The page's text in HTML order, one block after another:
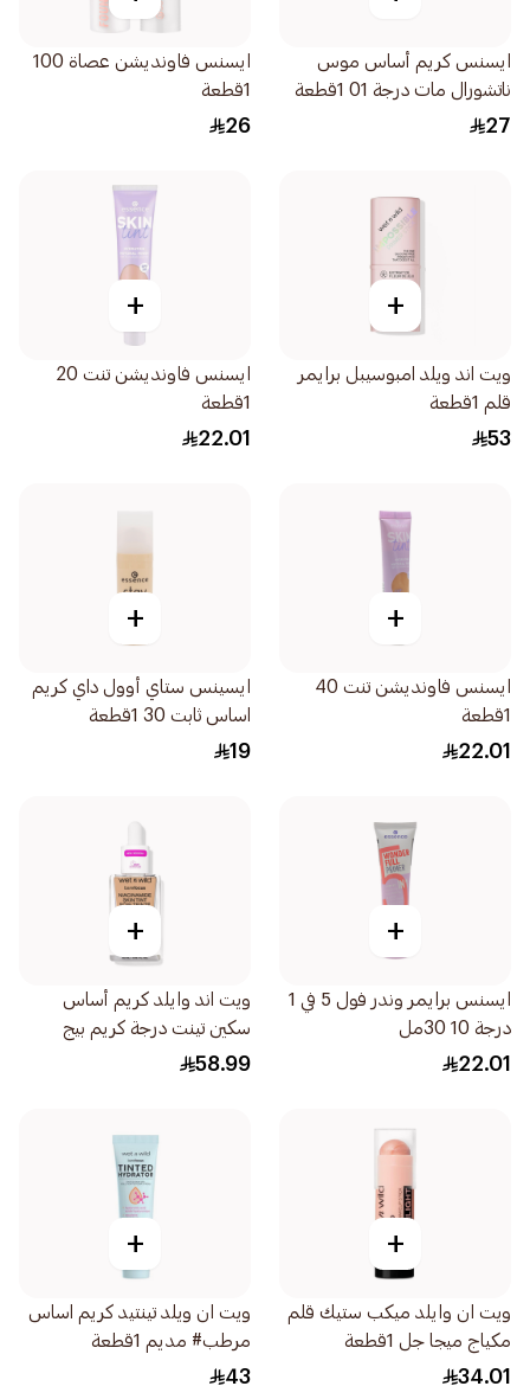
ايسنس كريم أساس موس
ناتشورال مات درجة 01 1قطعة
27
ايسنس فاونديشن عصاة 100
1قطعة
26
+
ويت اند ويلد امبوسيبل برايمر
قلم 1قطعة
53
+
ايسنس فاونديشن تنت 20
1قطعة
22.01
+
ايسنس فاونديشن تنت 40
1قطعة
22.01
+
ايسينس ستاي أوول داي كريم
اساس ثابت 30 1قطعة
19
+
ايسنس برايمر وندر فول 5 في 1
درجة 10 30مل
22.01
+
ويت اند وايلد كريم أساس
سكين تينت درجة كريم بيج
1قطعة
58.99
+
ويت ان وايلد ميكب ستيك قلم
مكياج ميجا جل 1قطعة
34.01
+
ويت ان ويلد تينتيد كريم اساس
مرطب# مديم 1قطعة
43